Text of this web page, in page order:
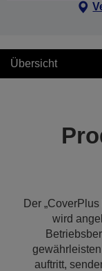
Übersicht
Der
wird
auftritt,